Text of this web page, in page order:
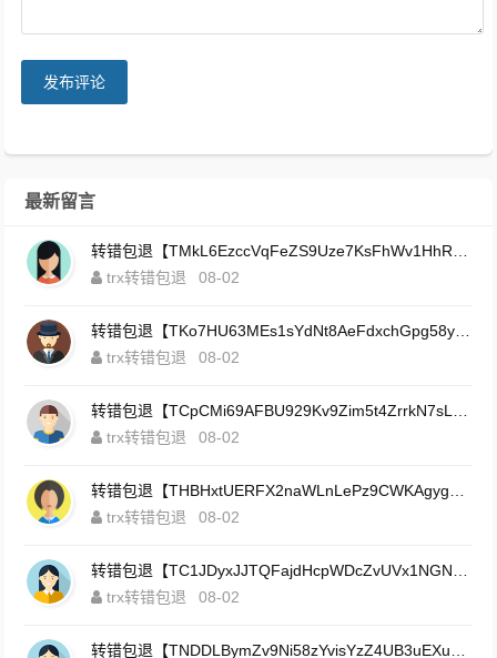
发布评论
最新留言
trx转错包退
08-02
trx转错包退
08-02
trx转错包退
08-02
trx转错包退
08-02
trx转错包退
08-02